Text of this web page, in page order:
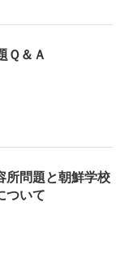
Ｑ＆Ａ
所問題と朝鮮学校
ついて